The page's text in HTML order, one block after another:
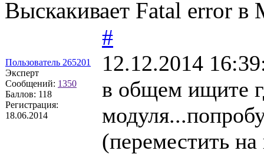
Выскакивает Fatal error в
Пользователь 265201
Эксперт
Сообщений: 1350
Баллов: 118
Регистрация:
18.06.2014
#
12.12.2014
в общем ищите
(переместить